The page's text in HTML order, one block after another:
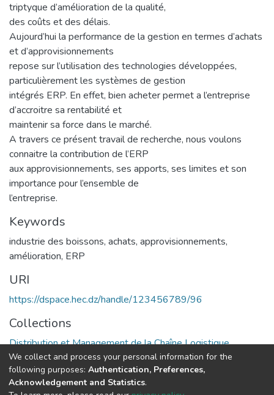
triptyque d’amélioration de la qualité,
des coûts et des délais.
Aujourd’hui la performance de la gestion en termes d’achats
et d’approvisionnements
repose sur l’utilisation des technologies développées,
particulièrement les systèmes de gestion
intégrés ERP. En effet, bien acheter permet a l’entreprise
d’accroitre sa rentabilité et
maintenir sa force dans le marché.
A travers ce présent travail de recherche, nous voulons
connaitre la contribution de l’ERP
aux approvisionnements, ses apports, ses limites et son
importance pour l’ensemble de
l’entreprise.
Keywords
industrie des boissons, achats, approvisionnements,
amélioration, ERP
URI
https://dspace.hec.dz/handle/123456789/96
Collections
Distribution et Management de la Chaîne Logistique
Full item page
We collect and process your personal information for the
following purposes: Authentication, Preferences,
Acknowledgement and Statistics.